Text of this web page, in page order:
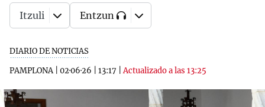
DIARIO DE NOTICIAS
PAMPLONA| 02·06·26 13:17 |Actualizado a las 13:25
Itzuli Entzun